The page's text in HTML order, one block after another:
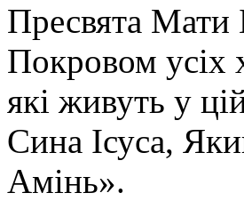
Пресвята
Покровом усіх
які живуть у
Сина Ісуса,
Амінь».